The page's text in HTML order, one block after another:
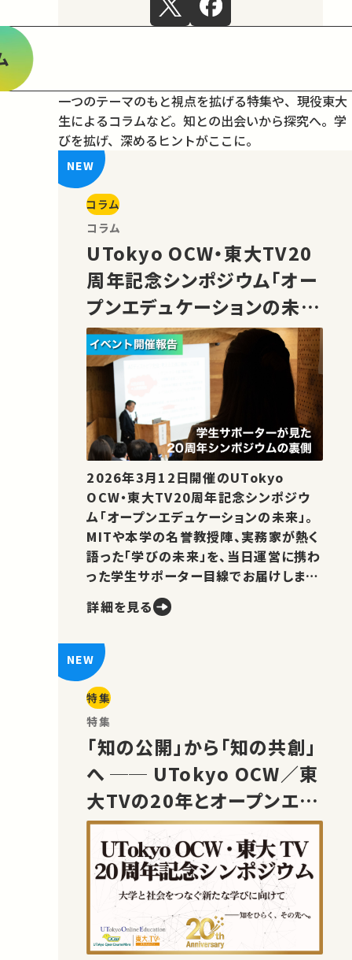
一つのテーマのもと視点を拡げる特集や、現役東大
生によるコラムなど。 知との出会いから探究へ。学
びを拡げ、深めるヒントがここに。
コラム
コラム
UTokyo OCW・東大TV20
周年記念シンポジウム「オー
プンエデュケーションの未
来」の様子をご紹介！
2026年3月12日開催のUTokyo
OCW・東大TV20周年記念シンポジウ
ム「オープンエデュケーションの未来」。
MITや本学の名誉教授陣、実務家が熱く
語った「学びの未来」を、当日運営に携わ
った学生サポーター目線でお届けしま
詳細を見る
特集
特集
「知の公開」から「知の共創」
へ ── UTokyo OCW／東
大TVの20年とオープンエデ
ュケーションの未来